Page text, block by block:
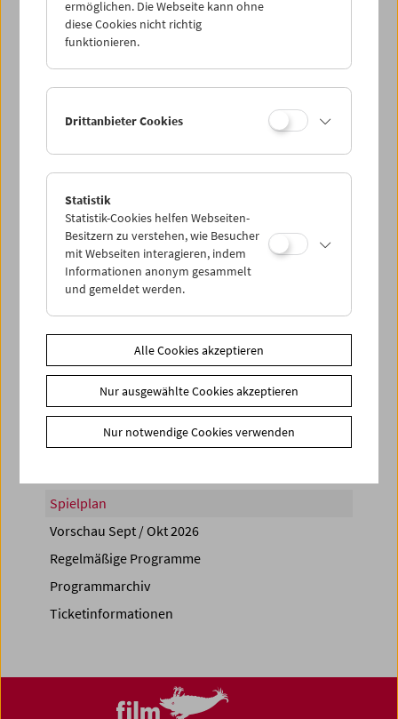
Do 16.9.
So 19.9.
PROGRAMM ÜBERBLICK
Spielplan
Vorschau Sept / Okt 2026
Regelmäßige Programme
Programmarchiv
Ticketinformationen
ermöglichen. Die Webseite kann ohne
diese Cookies nicht richtig
funktionieren.
Drittanbieter Cookies
Statistik
Statistik-Cookies helfen Webseiten-
Besitzern zu verstehen, wie Besucher
mit Webseiten interagieren, indem
Informationen anonym gesammelt
und gemeldet werden.
Alle Cookies akzeptieren
Nur ausgewählte Cookies akzeptieren
Nur notwendige Cookies verwenden